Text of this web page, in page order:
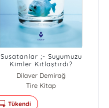
Susatanlar ;- Suyumuzu
Kimler Kıtlaştırdı?
Dilaver Demirağ
Tire Kitap
Tükendi